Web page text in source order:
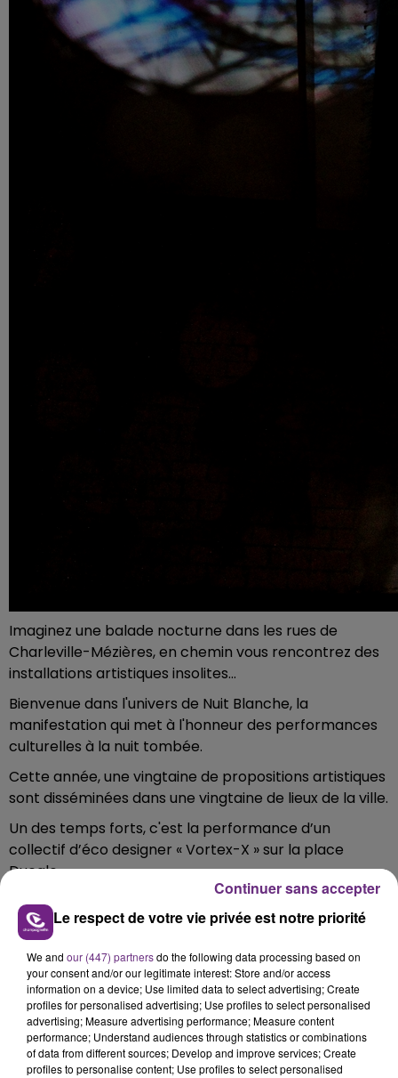
Imaginez une balade nocturne dans les rues de
Charleville-Mézières, en chemin vous rencontrez des
installations artistiques insolites...
Bienvenue dans l'univers de Nuit Blanche, la
manifestation qui met à l'honneur des performances
culturelles à la nuit tombée.
Cette année, une vingtaine de propositions artistiques
sont disséminées dans une vingtaine de lieux de la ville.
Un des temps forts, c'est la performance d’un
collectif d’éco designer « Vortex-X » sur la place
Ducale.
Ces artistes vont relever le défi de vous émerveiller à
partir de lingettes.
Blondine Robin, responsable du service culturel de la
Ville.
Écouter le podcast
Le programme complet de la 9e édition de Nuit
Le respect de votre vie privée est notre priorité
We and our (447) partnersdo the following data processing based on
your consent and/or our legitimate interest: Store and/or access
information on a device; Use limited data to select advertising; Create
profiles for personalised advertising; Use profiles to select personalised
advertising; Measure advertising performance; Measure content
performance; Understand audiences through statistics or combinations
of data from different sources; Develop and improve services; Create
profiles to personalise content; Use profiles to select personalised
Continuer sans accepter